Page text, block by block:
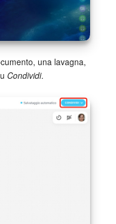
una lavagna,
Condividi.